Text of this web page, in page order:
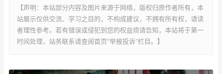
【声明：本站部分内容及图片来源于网络，版权归原作者所有，本
站展示仅供交流、学习之目的，不构成建议，不拥有所有权，请读
者理性参考。若有错误或侵犯到您的权益烦请告知，本站将于第一
时间处理，站务联系请查阅首页“举报投诉”栏目。】